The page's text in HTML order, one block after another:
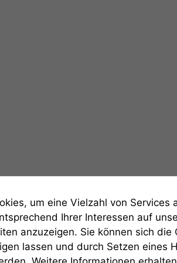
um eine Vielzahl von
Ihrer Interessen auf
anzuzeigen. Sie können sich
lassen und durch Setzen eines